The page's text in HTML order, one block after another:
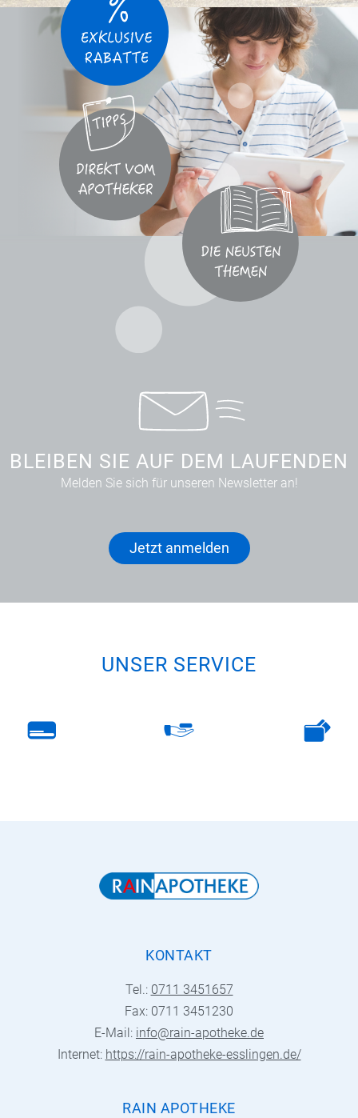
BLEIBEN SIE AUF DEM LAUFENDEN
Melden Sie sich für unseren Newsletter an!
Jetzt anmelden
UNSER SERVICE
KONTAKT
Tel.: 0711 3451657
Fax: 0711 3451230
E-Mail: info@rain-apotheke.de
Internet: https://rain-apotheke-esslingen.de/
RAIN APOTHEKE